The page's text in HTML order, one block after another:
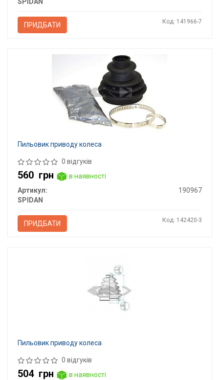
ПРИДБАТИ Код: 141966-7
Пильовик приводу колеса
0 відгуків
560 грн
в наявності
Артикул:
190967
SPIDAN
ПРИДБАТИ Код: 142420-3
Пильовик приводу колеса
0 відгуків
504 грн
в наявності